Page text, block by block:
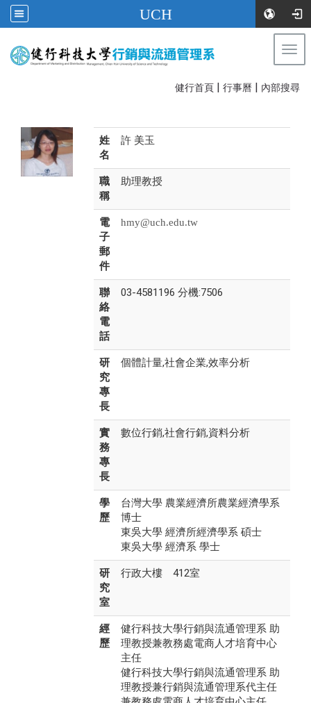
UCH
健行首頁 | 行事曆 | 內部搜尋
姓
名
許 美玉
職
稱
助理教授
電
子
郵
件
hmy@uch.edu.tw
聯
絡
電
話
03-4581196 分機:7506
研
究
專
長
個體計量,社會企業,效率分析
實
務
專
長
數位行銷,社會行銷,資料分析
學
歷
台灣大學 農業經濟所農業經濟學系
博士
東吳大學 經濟所經濟學系 碩士
東吳大學 經濟系 學士
研
究
室
行政大樓 412室
經
歷
健行科技大學行銷與流通管理系 助
理教授兼教務處電商人才培育中心
主任
健行科技大學行銷與流通管理系 助
理教授兼行銷與流通管理系代主任